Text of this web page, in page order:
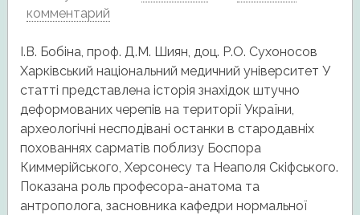
комментарий
І.В. Бобіна, проф. Д.М. Шиян, доц. Р.О. Сухоносов
Харківський національний медичний університет У
статті представлена історія знахідок штучно
деформованих черепів на території України,
археологічні несподівані останки в стародавніх
похованнях сарматів поблизу Боспора
Киммерійського, Херсонесу та Неаполя Скіфського.
Показана роль професора-анатома та
антрополога, засновника кафедри нормальної